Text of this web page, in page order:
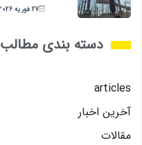
27 فوریه 2026
دسته بندی مطالب
articles
آخرین اخبار
مقالات